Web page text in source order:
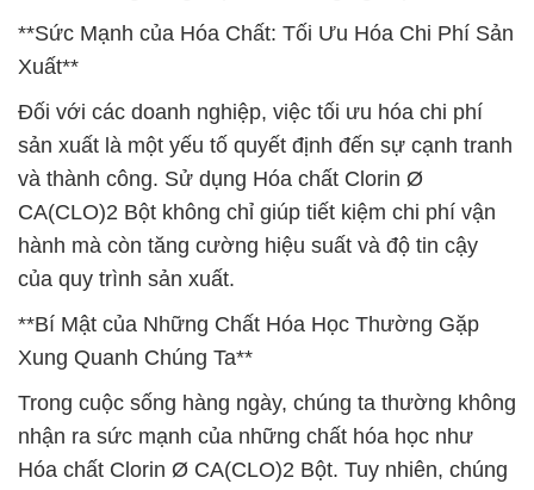
**Sức Mạnh của Hóa Chất: Tối Ưu Hóa Chi Phí Sản
Xuất**
Đối với các doanh nghiệp, việc tối ưu hóa chi phí
sản xuất là một yếu tố quyết định đến sự cạnh tranh
và thành công. Sử dụng Hóa chất Clorin Ø
CA(CLO)2 Bột không chỉ giúp tiết kiệm chi phí vận
hành mà còn tăng cường hiệu suất và độ tin cậy
của quy trình sản xuất.
**Bí Mật của Những Chất Hóa Học Thường Gặp
Xung Quanh Chúng Ta**
Trong cuộc sống hàng ngày, chúng ta thường không
nhận ra sức mạnh của những chất hóa học như
Hóa chất Clorin Ø CA(CLO)2 Bột. Tuy nhiên, chúng